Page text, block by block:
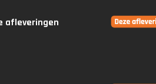
afleveringen